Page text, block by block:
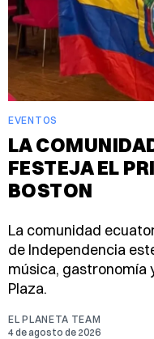
EVENTOS
LA
FESTEJA EL
BOSTON
La comunidad
de Independencia
música, gastronomía
Plaza.
EL PLANETA TEAM
4 de agosto de 2026